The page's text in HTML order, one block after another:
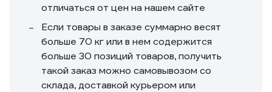
отличаться от цен на нашем сайте
Если товары в заказе суммарно весят
больше 70 кг или в нем содержится
больше 30 позиций товаров, получить
такой заказ можно самовывозом со
склада, доставкой курьером или